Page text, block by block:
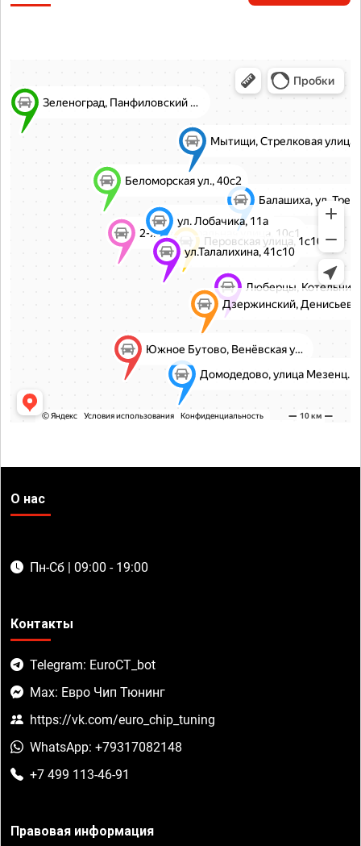
О нас
Пн-Сб | 09:00 - 19:00
Контакты
Telegram: EuroCT_bot
Max: Евро Чип Тюнинг
https://vk.com/euro_chip_tuning
WhatsApp: +79317082148
+7 499 113-46-91
Правовая информация